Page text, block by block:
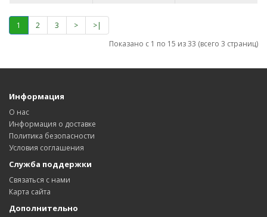
1 2 3 >
>|
Показано с 1 по 15 из 33 (всего 3 страниц)
Информация
О нас
Информация о доставке
Политика безопасности
Условия соглашения
Служба поддержки
Связаться с нами
Карта сайта
Дополнительно